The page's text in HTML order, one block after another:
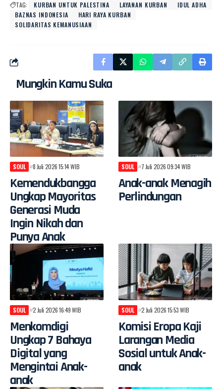
TAG: KURBAN UNTUK PALESTINA LAYANAN KURBAN
IDUL ADHA
BAZNAS INDONESIA
HARI RAYA KURBAN
SOLIDARITAS KEMANUSIAAN
Mungkin Kamu Suka
SOUL 8 Juli 2026 15:14 WIB
Kemendukbangga
Ungkap Mayoritas
Generasi Muda
Ingin Nikah dan
Punya Anak
SOUL 7 Juli 2026 09:34 WIB
Anak-anak Menagih
Perlindungan
SOUL 2 Juli 2026 16:49 WIB
Menkomdigi
Ungkap 7 Bahaya
Digital yang
Mengintai Anak-
anak
SOUL 2 Juli 2026 15:53 WIB
Komisi Eropa Kaji
Larangan Media
Sosial untuk Anak-
anak